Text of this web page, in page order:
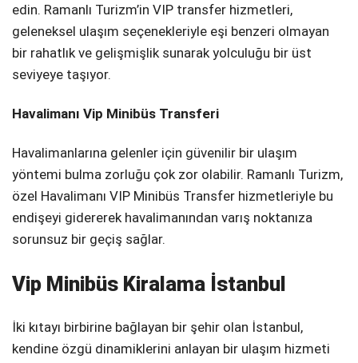
edin. Ramanlı Turizm’in VIP transfer hizmetleri,
geleneksel ulaşım seçenekleriyle eşi benzeri olmayan
bir rahatlık ve gelişmişlik sunarak yolculuğu bir üst
seviyeye taşıyor.
Havalimanı Vip Minibüs Transferi
Havalimanlarına gelenler için güvenilir bir ulaşım
yöntemi bulma zorluğu çok zor olabilir. Ramanlı Turizm,
özel Havalimanı VIP Minibüs Transfer hizmetleriyle bu
endişeyi gidererek havalimanından varış noktanıza
sorunsuz bir geçiş sağlar.
Vip Minibüs Kiralama İstanbul
İki kıtayı birbirine bağlayan bir şehir olan İstanbul,
kendine özgü dinamiklerini anlayan bir ulaşım hizmeti